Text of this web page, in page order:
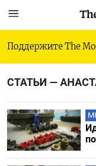
Поддержите The
СТАТЬИ —